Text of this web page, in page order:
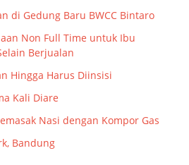
di Gedung Baru BWCC Bintaro
Non Full Time untuk Ibu
Berjualan
Hingga Harus Diinsisi
Kali Diare
Nasi dengan Kompor Gas
Bandung